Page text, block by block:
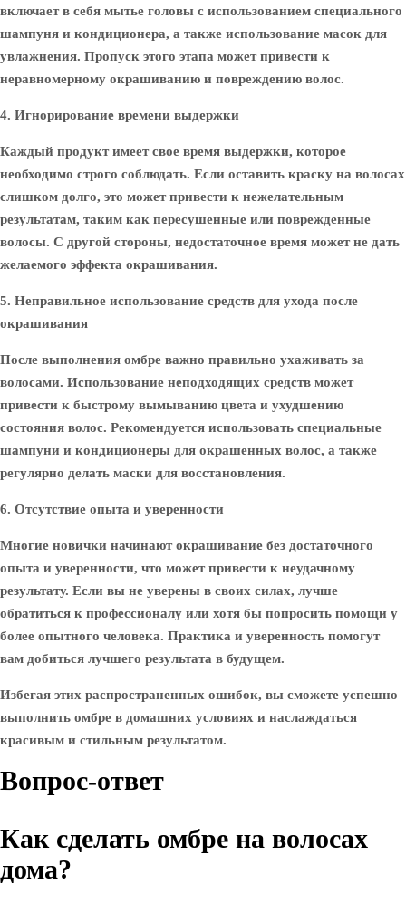
включает в себя мытье головы с использованием специального
шампуня и кондиционера, а также использование масок для
увлажнения. Пропуск этого этапа может привести к
неравномерному окрашиванию и повреждению волос.
4. Игнорирование времени выдержки
Каждый продукт имеет свое время выдержки, которое
необходимо строго соблюдать. Если оставить краску на волосах
слишком долго, это может привести к нежелательным
результатам, таким как пересушенные или поврежденные
волосы. С другой стороны, недостаточное время может не дать
желаемого эффекта окрашивания.
5. Неправильное использование средств для ухода после
окрашивания
После выполнения омбре важно правильно ухаживать за
волосами. Использование неподходящих средств может
привести к быстрому вымыванию цвета и ухудшению
состояния волос. Рекомендуется использовать специальные
шампуни и кондиционеры для окрашенных волос, а также
регулярно делать маски для восстановления.
6. Отсутствие опыта и уверенности
Многие новички начинают окрашивание без достаточного
опыта и уверенности, что может привести к неудачному
результату. Если вы не уверены в своих силах, лучше
обратиться к профессионалу или хотя бы попросить помощи у
более опытного человека. Практика и уверенность помогут
вам добиться лучшего результата в будущем.
Избегая этих распространенных ошибок, вы сможете успешно
выполнить омбре в домашних условиях и наслаждаться
красивым и стильным результатом.
Вопрос-ответ
Как сделать омбре на волосах
дома?